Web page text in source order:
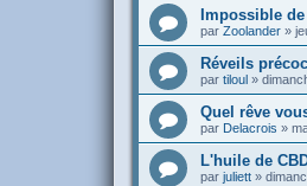
Impossible
par Zoolander »
Réveils
par tiloul »
Quel rêve
par Delacrois »
L'huile de
par juliett »